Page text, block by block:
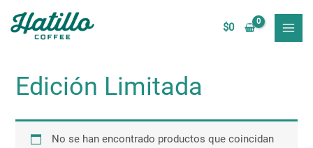
contenido
$0
Edición Limitada
No se han encontrado productos que coincidan